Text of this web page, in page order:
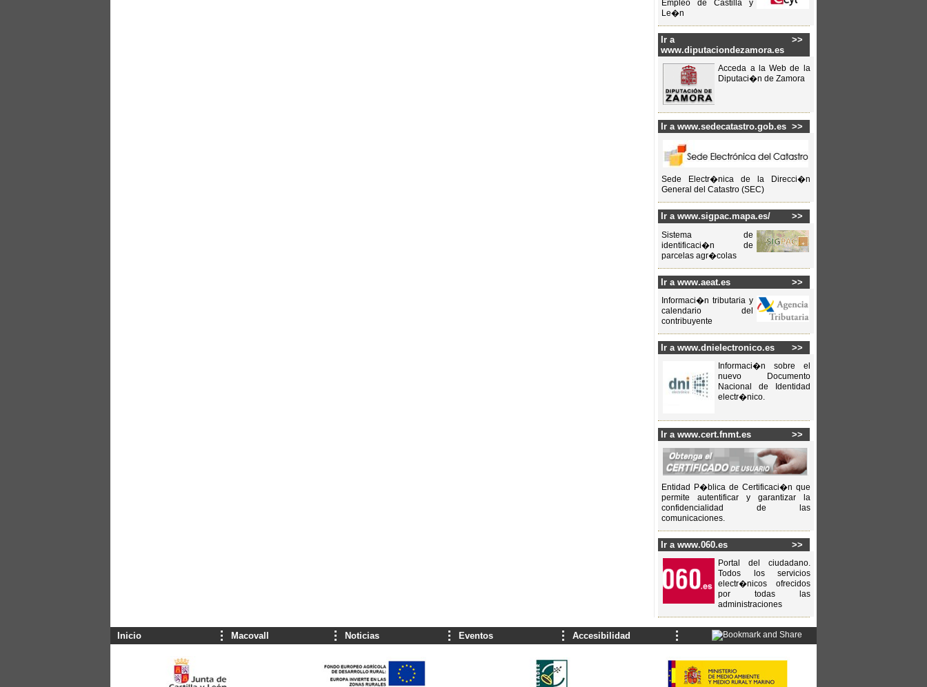
Empleo de Castilla y
Le�n
Ir a
www.diputaciondezamora.es
>>
Acceda a la Web de la
Diputaci�n de Zamora
Ir a www.sedecatastro.gob.es >>
Sede Electr�nica de la Direcci�n
General del Catastro (SEC)
Ir a www.sigpac.mapa.es/ >>
Sistema de
identificaci�n de
parcelas agr�colas
Ir a www.aeat.es >>
Informaci�n tributaria y
calendario del
contribuyente
Ir a www.dnielectronico.es >>
Informaci�n sobre el
nuevo Documento
Nacional de Identidad
electr�nico.
Ir a www.cert.fnmt.es >>
Entidad P�blica de Certificaci�n que
permite autentificar y garantizar la
confidencialidad de las
comunicaciones.
Ir a www.060.es >>
Portal del ciudadano.
Todos los servicios
electr�nicos ofrecidos
por todas las
administraciones
Inicio Macovall Noticias Eventos Accesibilidad